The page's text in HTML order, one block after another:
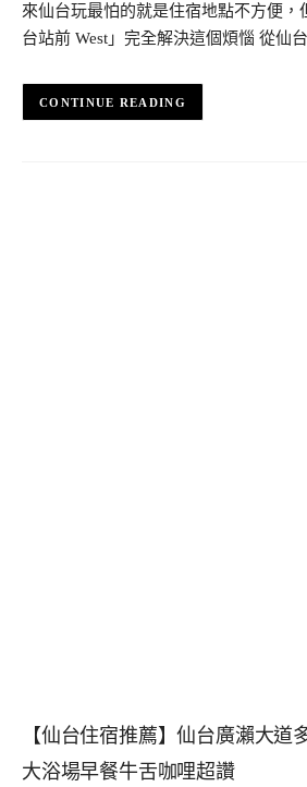
來仙台玩最怕的就是住宿地點不方便，
台站前 West」完全解決這個煩惱 從仙
CONTINUE READING
【仙台住宿推薦】仙台廣瀨大道
大浴場早餐牛舌咖哩超讚